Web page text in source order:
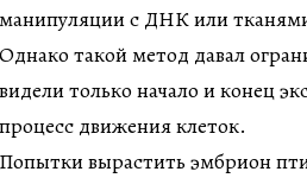
манипуляции с ДНК или
Однако такой метод давал
видели только начало и конец
процесс движения клеток.
Попытки вырастить эмбрион